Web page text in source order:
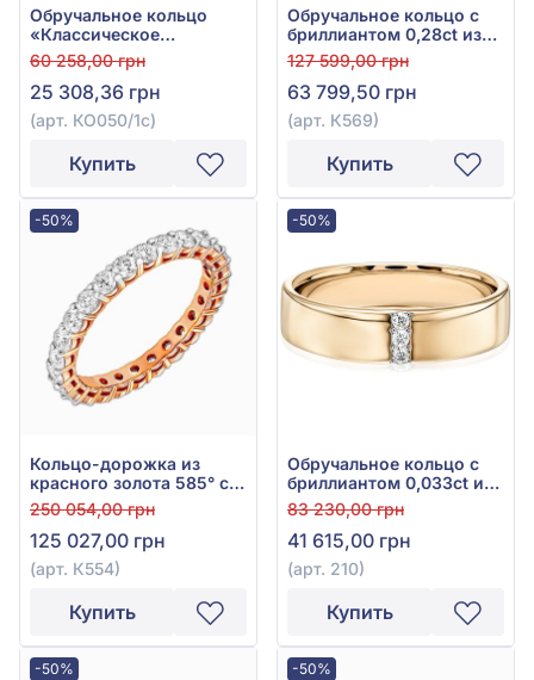
Обручальное кольцо
«Классическое
комфорт» из белого
золота 585° без вставки,
арт. КО050/1с
60 258,00 грн
25 308,36 грн
(арт. КО050/1с)
Купить
Обручальное кольцо с
бриллиантом 0,28ct из
красно-белого золота
585°, арт. К569
127 599,00 грн
63 799,50 грн
(арт. К569)
Купить
-50%
Кольцо-дорожка из
красного золота 585° с
бриллиантами 1,57ct, арт.
К554
250 054,00 грн
125 027,00 грн
(арт. К554)
Купить
-50%
Обручальное кольцо с
бриллиантом 0,033ct из
красного золота 585°,
арт. 210
83 230,00 грн
41 615,00 грн
(арт. 210)
Купить
-50% -50%